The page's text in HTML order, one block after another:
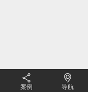

案例

导航